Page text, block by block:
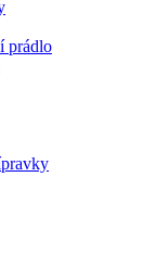
prádlo